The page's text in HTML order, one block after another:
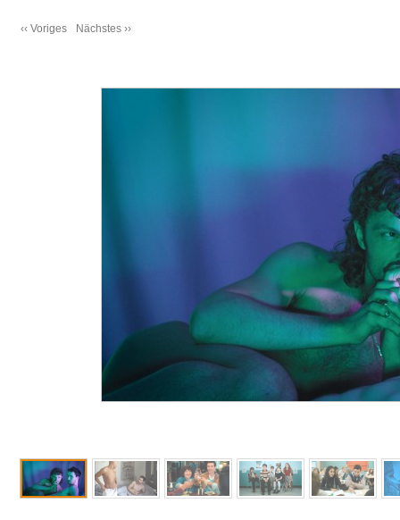
‹‹ Voriges Nächstes ››